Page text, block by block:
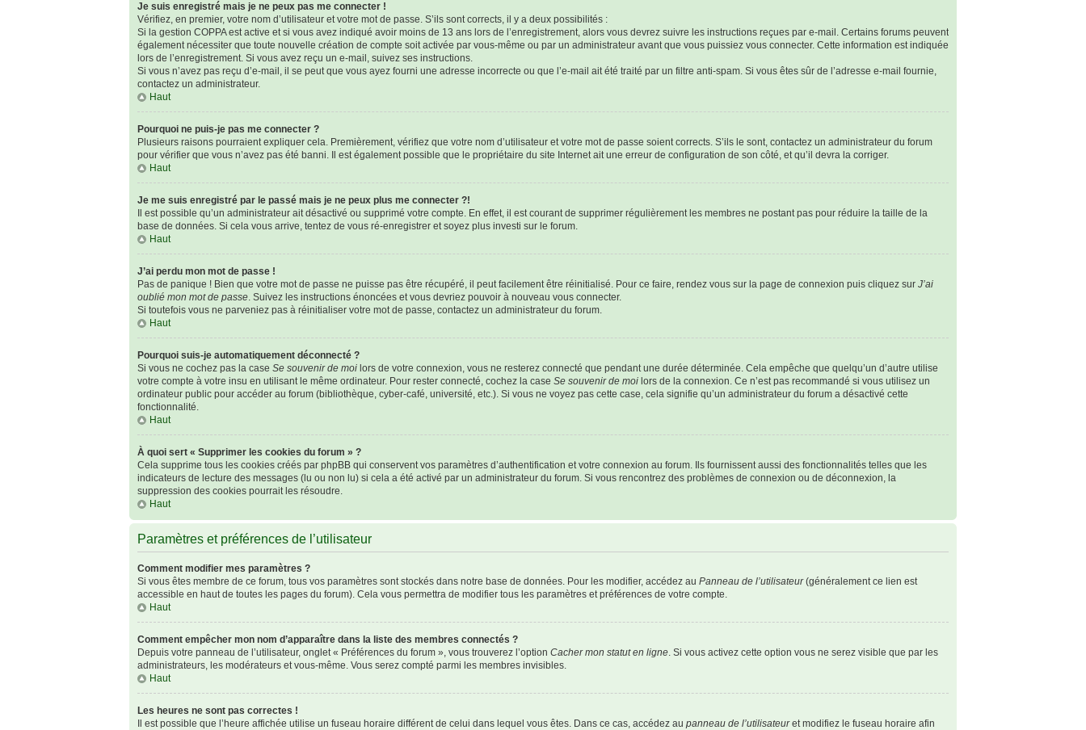
Je suis enregistré mais je ne peux pas me connecter !
Vérifiez, en premier, votre nom d’utilisateur et votre mot de passe. S’ils sont corrects, il y a deux possibilités :
Si la gestion COPPA est active et si vous avez indiqué avoir moins de 13 ans lors de l’enregistrement, alors vous devrez suivre les instructions reçues par e-mail. Certains forums peuvent
également nécessiter que toute nouvelle création de compte soit activée par vous-même ou par un administrateur avant que vous puissiez vous connecter. Cette information est indiquée
lors de l’enregistrement. Si vous avez reçu un e-mail, suivez ses instructions.
Si vous n’avez pas reçu d’e-mail, il se peut que vous ayez fourni une adresse incorrecte ou que l’e-mail ait été traité par un filtre anti-spam. Si vous êtes sûr de l’adresse e-mail fournie,
contactez un administrateur.
Haut
Pourquoi ne puis-je pas me connecter ?
Plusieurs raisons pourraient expliquer cela. Premièrement, vérifiez que votre nom d’utilisateur et votre mot de passe soient corrects. S’ils le sont, contactez un administrateur du forum
pour vérifier que vous n’avez pas été banni. Il est également possible que le propriétaire du site Internet ait une erreur de configuration de son côté, et qu’il devra la corriger.
Haut
Je me suis enregistré par le passé mais je ne peux plus me connecter ?!
Il est possible qu’un administrateur ait désactivé ou supprimé votre compte. En effet, il est courant de supprimer régulièrement les membres ne postant pas pour réduire la taille de la
base de données. Si cela vous arrive, tentez de vous ré-enregistrer et soyez plus investi sur le forum.
Haut
J’ai perdu mon mot de passe !
Pas de panique ! Bien que votre mot de passe ne puisse pas être récupéré, il peut facilement être réinitialisé. Pour ce faire, rendez vous sur la page de connexion puis cliquez sur J’ai
oublié mon mot de passe. Suivez les instructions énoncées et vous devriez pouvoir à nouveau vous connecter.
Si toutefois vous ne parveniez pas à réinitialiser votre mot de passe, contactez un administrateur du forum.
Haut
Pourquoi suis-je automatiquement déconnecté ?
Si vous ne cochez pas la case Se souvenir de moi lors de votre connexion, vous ne resterez connecté que pendant une durée déterminée. Cela empêche que quelqu’un d’autre utilise
votre compte à votre insu en utilisant le même ordinateur. Pour rester connecté, cochez la case Se souvenir de moi lors de la connexion. Ce n’est pas recommandé si vous utilisez un
ordinateur public pour accéder au forum (bibliothèque, cyber-café, université, etc.). Si vous ne voyez pas cette case, cela signifie qu’un administrateur du forum a désactivé cette
fonctionnalité.
Haut
À quoi sert « Supprimer les cookies du forum » ?
Cela supprime tous les cookies créés par phpBB qui conservent vos paramètres d’authentification et votre connexion au forum. Ils fournissent aussi des fonctionnalités telles que les
indicateurs de lecture des messages (lu ou non lu) si cela a été activé par un administrateur du forum. Si vous rencontrez des problèmes de connexion ou de déconnexion, la
suppression des cookies pourrait les résoudre.
Haut
Paramètres et préférences de l’utilisateur
Comment modifier mes paramètres ?
Si vous êtes membre de ce forum, tous vos paramètres sont stockés dans notre base de données. Pour les modifier, accédez au Panneau de l’utilisateur(généralement ce lien est
accessible en haut de toutes les pages du forum). Cela vous permettra de modifier tous les paramètres et préférences de votre compte.
Haut
Comment empêcher mon nom d’apparaître dans la liste des membres connectés ?
Depuis votre panneau de l’utilisateur, onglet « Préférences du forum », vous trouverez l’option Cacher mon statut en ligne. Si vous activez cette option vous ne serez visible que par les
administrateurs, les modérateurs et vous-même. Vous serez compté parmi les membres invisibles.
Haut
Les heures ne sont pas correctes !
Il est possible que l’heure affichée utilise un fuseau horaire différent de celui dans lequel vous êtes. Dans ce cas, accédez au panneau de l’utilisateuret modifiez le fuseau horaire afin